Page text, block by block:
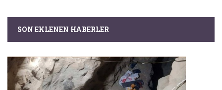
SON EKLENEN HABERLER